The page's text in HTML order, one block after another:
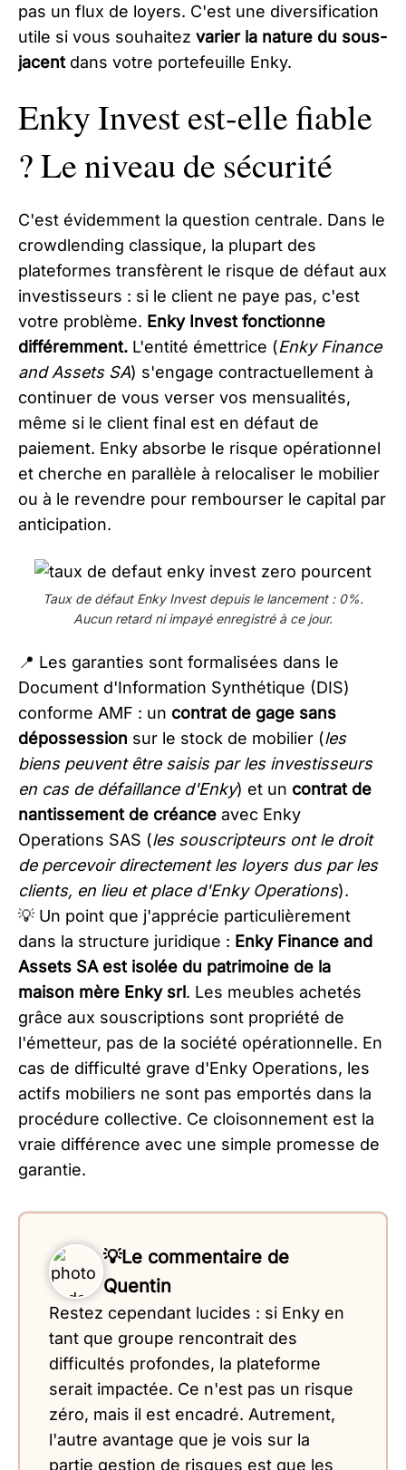
pas un flux de loyers. C'est une diversification
utile si vous souhaitez varier la nature du sous-
jacent dans votre portefeuille Enky.
Enky Invest est-elle fiable
? Le niveau de sécurité
C'est évidemment la question centrale. Dans le
crowdlending classique, la plupart des
plateformes transfèrent le risque de défaut aux
investisseurs : si le client ne paye pas, c'est
votre problème. Enky Invest fonctionne
différemment. L'entité émettrice (Enky Finance
and Assets SA) s'engage contractuellement à
continuer de vous verser vos mensualités,
même si le client final est en défaut de
paiement. Enky absorbe le risque opérationnel
et cherche en parallèle à relocaliser le mobilier
ou à le revendre pour rembourser le capital par
anticipation.
Taux de défaut Enky Invest depuis le lancement : 0%.
Aucun retard ni impayé enregistré à ce jour.
📍 Les garanties sont formalisées dans le
Document d'Information Synthétique (DIS)
conforme AMF : un contrat de gage sans
dépossession sur le stock de mobilier (les
biens peuvent être saisis par les investisseurs
en cas de défaillance d'Enky) et un contrat de
nantissement de créance avec Enky
Operations SAS (les souscripteurs ont le droit
de percevoir directement les loyers dus par les
clients, en lieu et place d'Enky Operations).
💡 Un point que j'apprécie particulièrement
dans la structure juridique : Enky Finance and
Assets SA est isolée du patrimoine de la
maison mère Enky srl. Les meubles achetés
grâce aux souscriptions sont propriété de
l'émetteur, pas de la société opérationnelle. En
cas de difficulté grave d'Enky Operations, les
actifs mobiliers ne sont pas emportés dans la
procédure collective. Ce cloisonnement est la
vraie différence avec une simple promesse de
garantie.
💡Le commentaire de
Quentin
Restez cependant lucides : si Enky en
tant que groupe rencontrait des
difficultés profondes, la plateforme
serait impactée. Ce n'est pas un risque
zéro, mais il est encadré. Autrement,
l'autre avantage que je vois sur la
partie gestion de risques est que les